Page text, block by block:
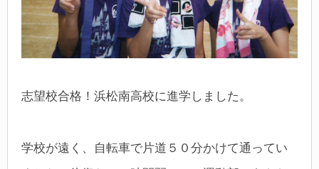
志望校合格！浜松南高校に進学しました。
学校が遠く、自転車で片道５０分かけて通ってい